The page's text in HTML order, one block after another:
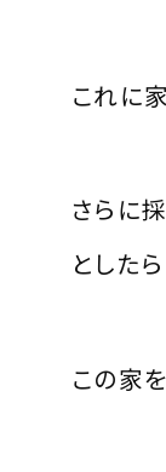
これに
さらに
としたら
この家